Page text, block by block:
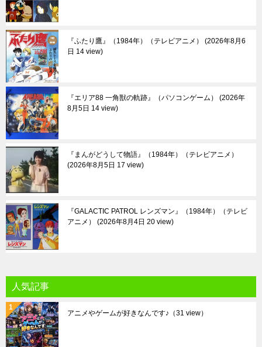
『ふたり鷹』（1984年）（テレビアニメ）
2026年8月6
日 14 view
『エリア88 一角獣の軌跡』（パソコンゲーム）
2026年
8月5日 14 view
『まんがどうして物語』（1984年）（テレビアニメ）
2026年8月5日 17 view
『GALACTIC PATROL レンズマン』（1984年）（テレビ
アニメ）
2026年8月4日 20 view
人気記事
アニメやゲームが好きなんです♪ （31 view）